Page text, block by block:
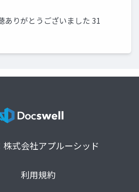
ありがとうございました 31
株式会社アプルーシッド
利用規約